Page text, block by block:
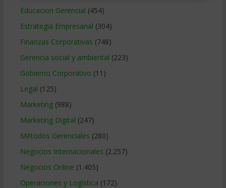
Educacion Gerencial (454)
Estrategia Empresarial (304)
Finanzas Corporativas (748)
Gerencia social y ambiental (223)
Gobierno Corporativo (11)
Legal (125)
Marketing(988)
Marketing Digital (247)
Métodos Gerenciales (280)
Negocios Internacionales (2.257)
Negocios Online (1.405)
Operaciones y Logística (172)